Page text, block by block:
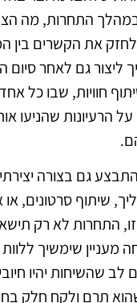
התחרות, מה
לחזק את הקשרים
ליצור גם לאחר סיום
חוויות, שבו כל
הרעיונות שהניעו
להתבצע גם בצורה
שיתוף סרטונים, או
התחרות לא רק
מעניין שימשיך
שהשיחות יהיו
תרם ולקח חלק